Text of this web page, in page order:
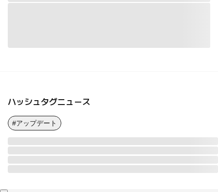
ハッシュタグニュース
#アップデート